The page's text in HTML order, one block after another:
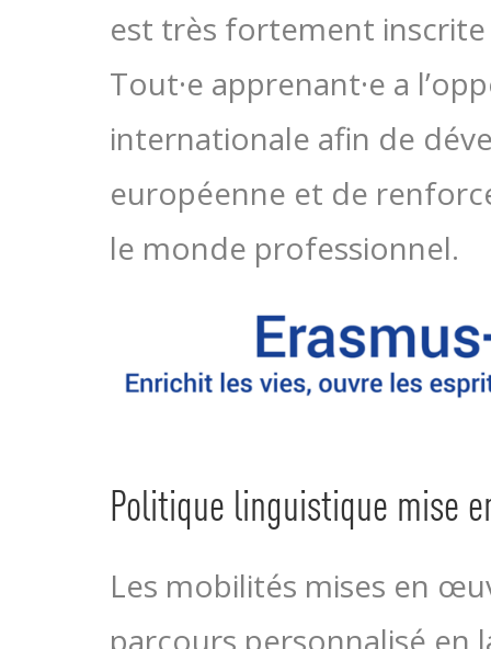
est très fortement
Tout·e apprenant·e a
internationale afin de
européenne et de
le monde professionnel.
Politique linguistique mise
Les mobilités mises en
parcours personnalisé en